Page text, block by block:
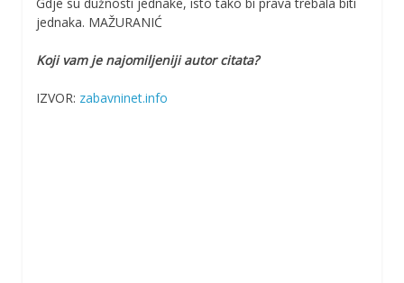
jednaka. MAŽURANIĆ
Koji vam je najomiljeniji autor citata?
IZVOR: zabavninet.info